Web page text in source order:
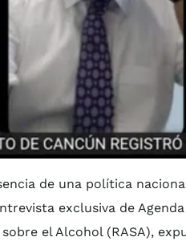
de una política
exclusiva de
el Alcohol (RASA),